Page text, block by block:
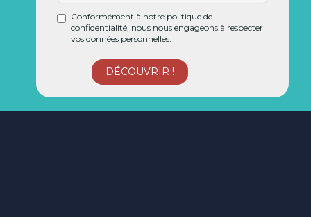
Conformément à notre politique de
confidentialité, nous nous engageons à respecter
vos données personnelles.